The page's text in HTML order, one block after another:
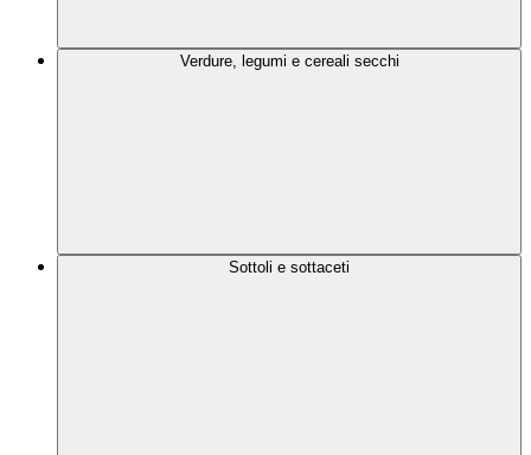
Verdure, legumi e cereali secchi
Sottoli e sottaceti